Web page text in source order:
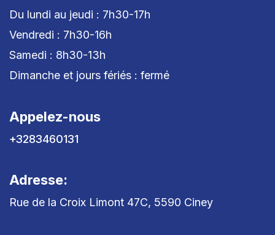
Du lundi au jeudi : 7h30-17h
Vendredi : 7h30-16h
Samedi : 8h30-13h
Dimanche et jours fériés : fermé
Appelez-nous
+3283460131
Adresse:
Rue de la Croix Limont 47C, 5590 Ciney